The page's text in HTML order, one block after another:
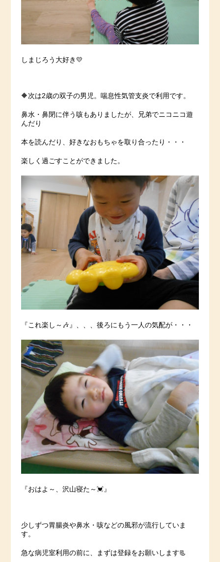
しまじろう大好き💛
🔶次は2歳の双子の男児。喘息性気管支炎で利用です。
鼻水・鼻閉に伴う咳もありましたが、兄弟でニコニコ遊
んだり
本を読んだり、好きなおもちゃを取り合ったり・・・
楽しく過ごすことができました。
『これ楽し～🎶』、、、後ろにもう一人の気配が・・・
『おはよ～、沢山寝た～💓』
少しずつ胃腸炎や鼻水・咳などの風邪が流行していま
す。
急な病児室利用の前に、まずは登録をお願いします📃